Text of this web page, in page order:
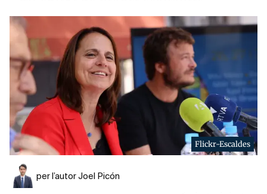
Flickr-Escaldes
per l’autor Joel Picón